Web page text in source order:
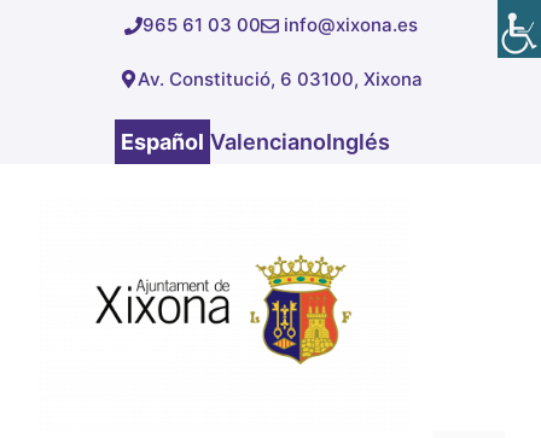
965 61 03 00 info@xixona.es
Av. Constitució, 6 03100, Xixona
Español ValencianoInglés